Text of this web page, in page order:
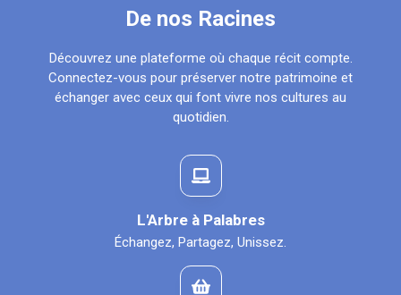
De nos Racines
Découvrez une plateforme où chaque récit compte.
Connectez-vous pour préserver notre patrimoine et
échanger avec ceux qui font vivre nos cultures au
quotidien.
L'Arbre à Palabres
Échangez, Partagez, Unissez.